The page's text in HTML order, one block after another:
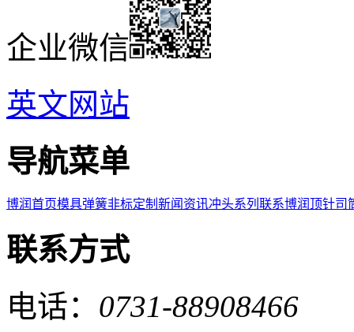
企业微信
英文网站
导航菜单
博润首页模具弹簧非标定制 新闻资讯冲头系列 联系博润 顶针司
联系方式
电话： 0731-88908466